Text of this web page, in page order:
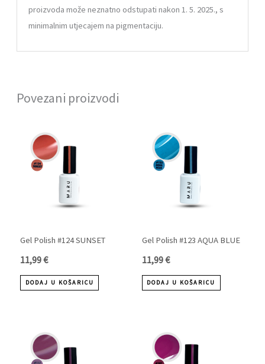
proizvoda može neznatno odstupati nakon 1. 5. 2025., s
minimalnim utjecajem na pigmentaciju.
Povezani proizvodi
Gel Polish #124 SUNSET
11,99€
DODAJ U KOŠARICU
Gel Polish #123 AQUA BLUE
11,99€
DODAJ U KOŠARICU